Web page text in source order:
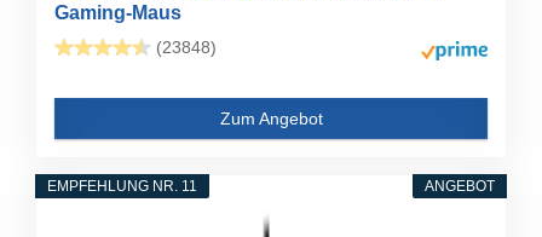
Gaming-Maus
(23848)
Zum Angebot
ANGEBOT
EMPFEHLUNG NR. 11